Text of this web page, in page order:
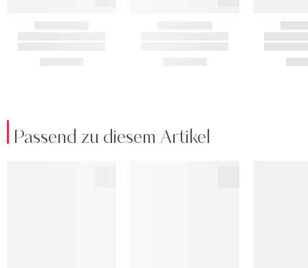
Passend zu diesem Artikel